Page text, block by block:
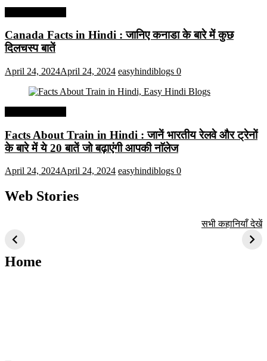
Canada Facts in Hindi : जानिए कनाडा के बारे में कुछ
दिलचस्प बातें
April 24, 2024April 24, 2024 easyhindiblogs 0
Facts About Train in Hindi : जानें भारतीय रेलवे और ट्रेनों
के बारे में ये 20 बातें जो बढ़ाएंगी आपकी नाॅलेज
April 24, 2024April 24, 2024 easyhindiblogs 0
Web Stories
तकनीक जो आपको
2024 के लिए सीखनी
चाहिए
ऐतिहासिक स्थान
सभी कहानियाँ देखें
Home